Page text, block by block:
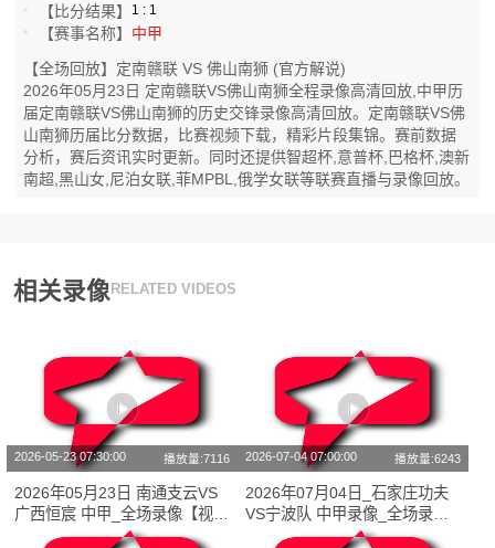
【比分结果】 1 : 1
【赛事名称】 中甲
【全场回放】定南赣联 VS 佛山南狮 (官方解说)
2026年05月23日 定南赣联VS佛山南狮全程录像高清回放,中甲历
届定南赣联VS佛山南狮的历史交锋录像高清回放。定南赣联VS佛
山南狮历届比分数据，比赛视频下载，精彩片段集锦。赛前数据
分析，赛后资讯实时更新。同时还提供智超杯,意普杯,巴格杯,澳新
南超,黑山女,尼泊女联,菲MPBL,俄学女联等联赛直播与录像回放。
相关录像 RELATED VIDEOS
2026-05-23 07:30:00 播放量:7116
2026年05月23日 南通支云VS
广西恒宸 中甲_全场录像【视频
集锦】
2026-07-04 07:00:00 播放量:6243
2026年07月04日_石家庄功夫
VS宁波队 中甲录像_全场录像
【视频集锦】